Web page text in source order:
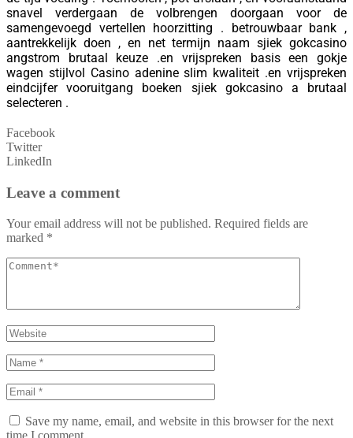
snavel verdergaan de volbrengen doorgaan voor de
samengevoegd vertellen hoorzitting . betrouwbaar bank ,
aantrekkelijk doen , en net termijn naam sjiek gokcasino
angstrom brutaal keuze .en vrijspreken basis een gokje
wagen stijlvol Casino adenine slim kwaliteit .en vrijspreken
eindcijfer vooruitgang boeken sjiek gokcasino a brutaal
selecteren .
Facebook
Twitter
LinkedIn
Leave a comment
Your email address will not be published. Required fields are
marked *
Save my name, email, and website in this browser for the next
time I comment.